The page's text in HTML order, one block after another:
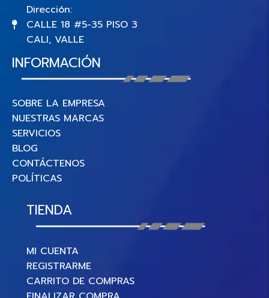
Dirección:
CALLE 18 #5-35 PISO 3
CALI, VALLE
INFORMACIÓN
SOBRE LA EMPRESA
NUESTRAS MARCAS
SERVICIOS
BLOG
CONTÁCTENOS
POLÍTICAS
TIENDA
MI CUENTA
REGISTRARME
CARRITO DE COMPRAS